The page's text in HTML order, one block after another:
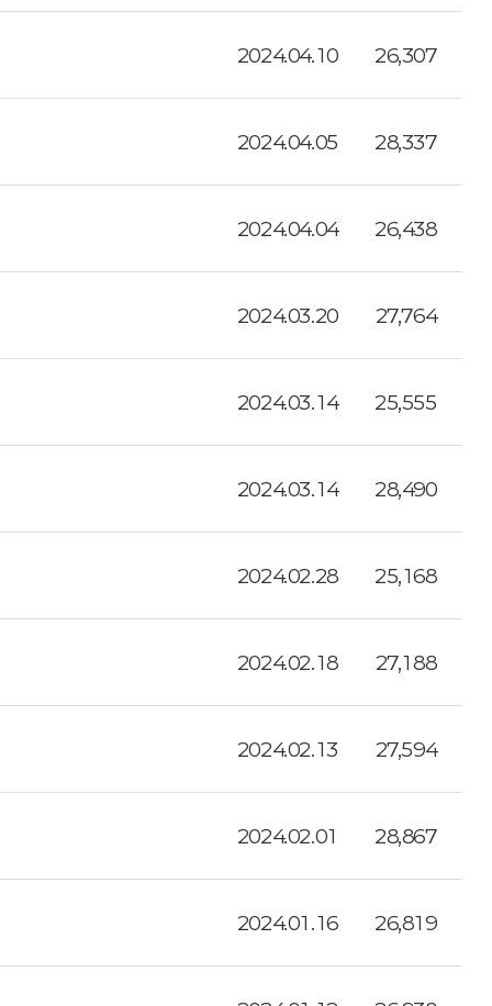
2024.04.10 26,307
2024.04.05 28,337
2024.04.04 26,438
2024.03.20 27,764
2024.03.14 25,555
2024.03.14 28,490
2024.02.28 25,168
2024.02.18 27,188
2024.02.13 27,594
2024.02.01 28,867
2024.01.16 26,819